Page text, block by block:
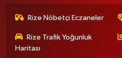
Rize Nöbetçi Eczaneler
Rize Trafik Yoğunluk
Haritası